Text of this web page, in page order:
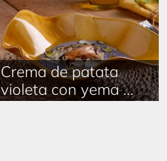
Crema de patata
violeta con yema ...